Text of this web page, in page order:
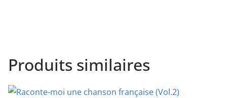
Produits similaires